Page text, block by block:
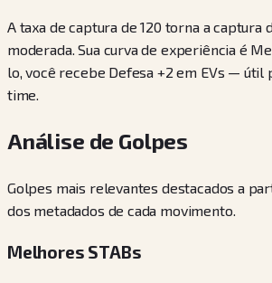
A taxa de captura de 120 torna a captura
moderada. Sua curva de experiência é
lo, você recebe Defesa +2 em EVs — útil
time.
Análise de Golpes
Golpes mais relevantes destacados a
dos metadados de cada movimento.
Melhores STABs